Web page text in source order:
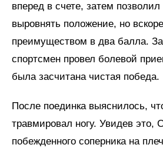
вперед в счете, затем позволил
выровнять положение, но
преимуществом в два балла.
спортсмен провел болевой
была засчитана чистая победа.
После поединка выяснилось,
травмировал ногу. Увидев это,
побежденного соперника на